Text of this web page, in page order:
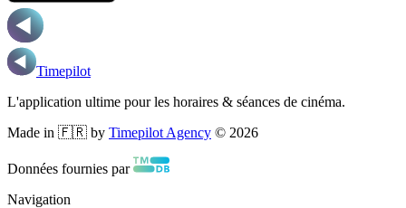
Timepilot
L'application ultime pour les horaires & séances de cinéma.
Made in 🇫🇷 by Timepilot Agency © 2026
Données fournies par
Navigation